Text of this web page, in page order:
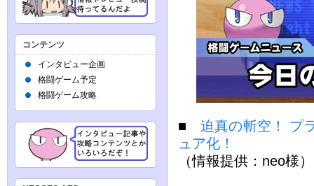
■迫真の斬空！ プ
ュア化！
（情報提供：neo様）
コンテンツ
インタビュー企画
格闘ゲーム予定
格闘ゲーム攻略